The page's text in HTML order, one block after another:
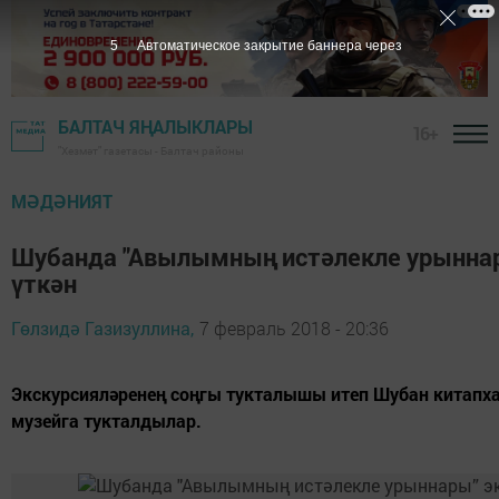
БАЛТАЧ ЯҢАЛЫКЛАРЫ
МӘДӘНИЯТ
Шубанда "Авылымның истәлекле
үткән
Гөлзидә Газизуллина, 7 февраль 2018 - 20:36
Экскурсияләренең соңгы тукталышы итеп Шубан
музейга тукталдылар.
4 Автоматическое закрытие баннера через